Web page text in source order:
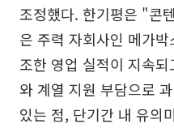
조정했다. 한기평은 "콘
은 주력 자회사인 메가
조한 영업 실적이 지속
와 계열 지원 부담으로
있는 점, 단기간 내 유의